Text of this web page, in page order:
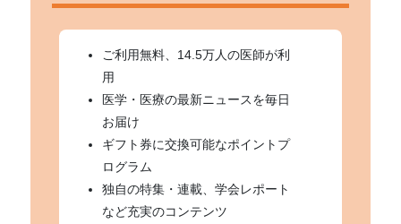
ご利用無料、14.5万人の医師が利
用
医学・医療の最新ニュースを毎日
お届け
ギフト券に交換可能なポイントプ
ログラム
独自の特集・連載、学会レポート
など充実のコンテンツ